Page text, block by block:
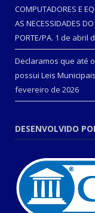
COMPUTADORES E
AS NECESSIDADES
PORTE/PA. 1 de abril
Declaramos que até
possui Leis
fevereiro de 2026
DESENVOLVIDO